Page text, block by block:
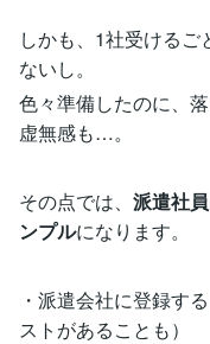
しかも、1社受ける
ないし。
色々準備したのに、
虚無感も…。
その点では、 派遣社
ンプルになります。
・派遣会社に登録す
ストがあることも）